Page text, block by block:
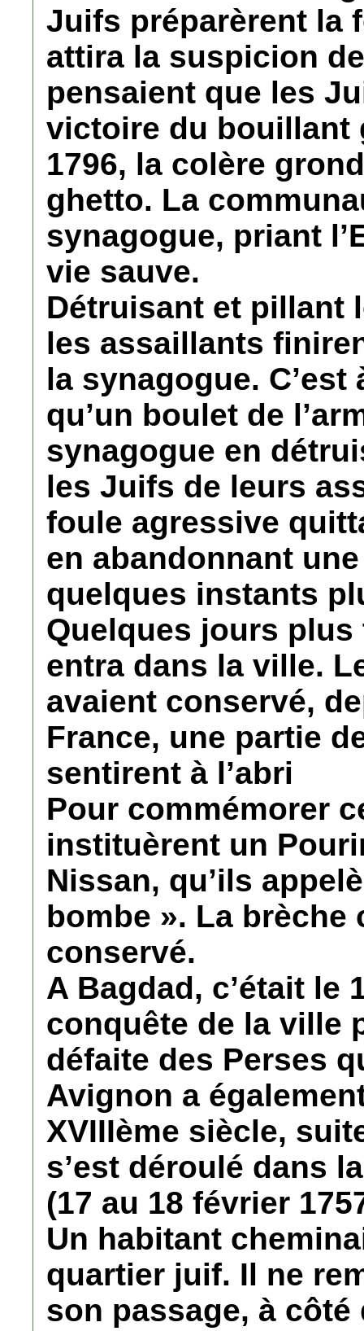
Juifs préparèrent la
attira la suspicion
pensaient que les
victoire du bouillant
1796, la colère
ghetto. La
synagogue, priant
vie sauve.
Détruisant et pillant
les assaillants
la synagogue.
qu’un boulet de
synagogue en
les Juifs de leurs
foule agressive
en abandonnant
quelques instants
Quelques jours plus
entra dans la ville.
avaient conservé,
France, une partie
sentirent à l’abri
Pour commémorer
instituèrent un
Nissan, qu’ils
bombe ». La brèche
conservé.
A Bagdad, c’était le
conquête de la ville
défaite des Perses
Avignon a
XVIIIème siècle,
s’est déroulé dans
(17 au 18 février
Un habitant
quartier juif. Il ne
son passage, à